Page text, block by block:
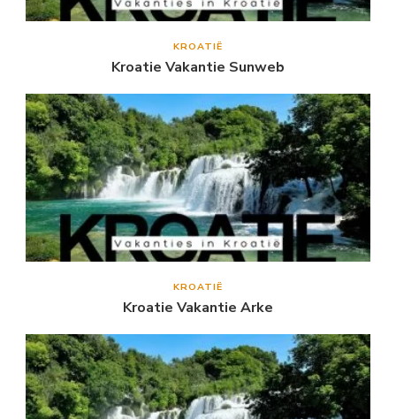
KROATIË
Kroatie Vakantie Sunweb
KROATIË
Kroatie Vakantie Arke